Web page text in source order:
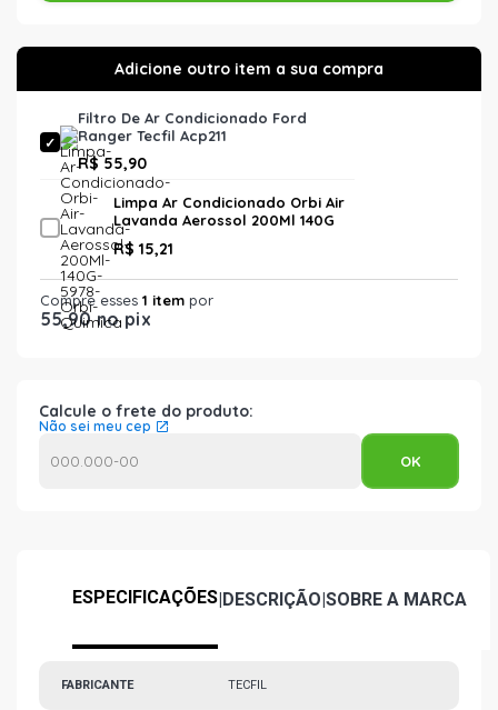
Filtro De Ar Condicionado Ford
Ranger Tecfil Acp211
R$ 55,90
Limpa Ar Condicionado Orbi Air
Lavanda Aerossol 200Ml 140G
5978 Orbi Quimica
R$ 15,21
Compre esses 1 item por
55,90 no pix
Calcule o frete do produto:
Não sei meu cep
ESPECIFICAÇÕES|DESCRIÇÃO|SOBRE A MARCA
FABRICANTE TECFIL